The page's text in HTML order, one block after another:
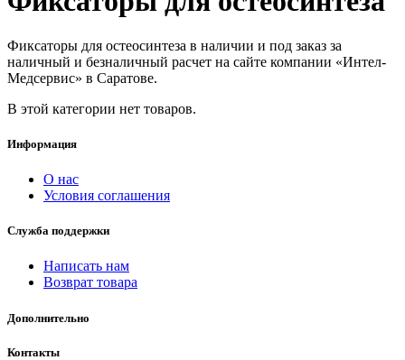
Фиксаторы для остеосинтеза в наличии и под заказ за
наличный и безналичный расчет на сайте компании «Интел-
Медсервис» в Саратове.
В этой категории нет товаров.
Информация
О нас
Условия соглашения
Служба поддержки
Написать нам
Возврат товара
Дополнительно
Контакты